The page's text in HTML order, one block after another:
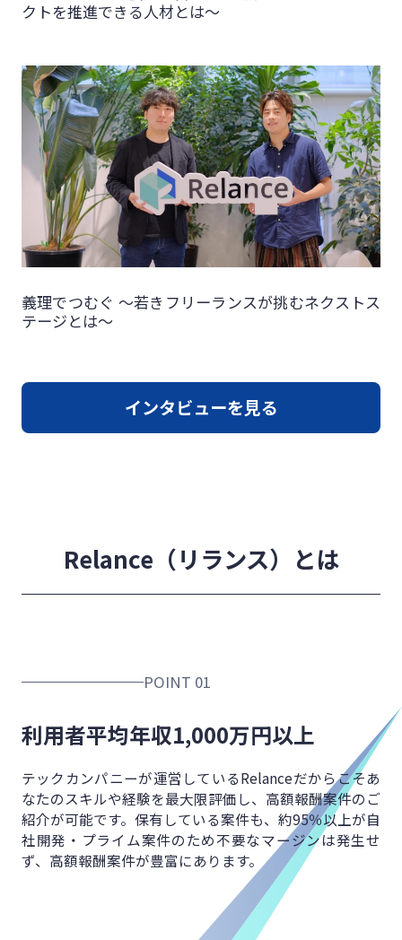
クトを推進できる人材とは～
義理でつむぐ 〜若きフリーランスが挑むネクストス
テージとは〜
インタビューを見る
Relance（リランス）とは
POINT 01
利用者平均年収1,000万円以上
テックカンパニーが運営しているRelanceだからこそあ
なたのスキルや経験を最大限評価し、 高額報酬案件のご
紹介が可能です。 保有している案件も、約95％以上が自
社開発・プライム案件のため不要なマージンは発生せ
ず、 高額報酬案件が豊富にあります。